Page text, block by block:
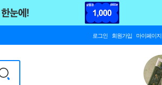
로그인 회원가입 마이페이지